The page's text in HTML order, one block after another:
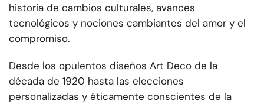
historia de cambios culturales, avances
tecnológicos y nociones cambiantes del amor y el
compromiso.
Desde los opulentos diseños Art Deco de la
década de 1920 hasta las elecciones
personalizadas y éticamente conscientes de la